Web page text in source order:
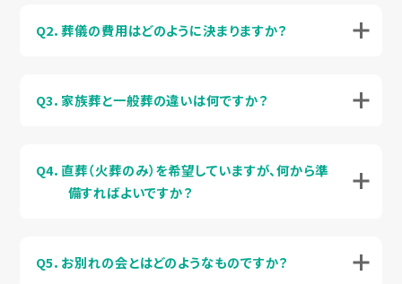
Q2．葬儀の費用はどのように決まりますか？
Q3．家族葬と一般葬の違いは何ですか？
Q4．直葬（火葬のみ）を希望していますが、何から準
備すればよいですか？
Q5．お別れの会とはどのようなものですか？